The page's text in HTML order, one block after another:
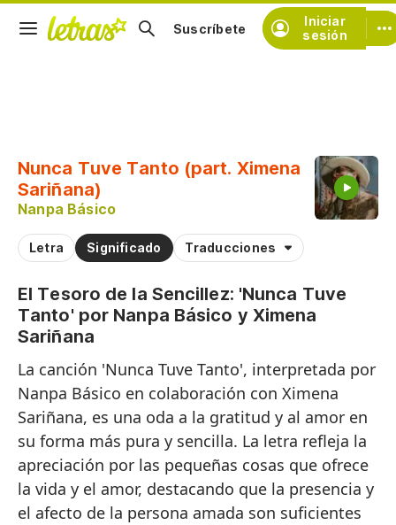
Iniciar
sesión
Suscríbete
Nunca Tuve Tanto (part. Ximena
Sariñana)
Nanpa Básico
Letra Significado Traducciones
El Tesoro de la Sencillez: 'Nunca Tuve
Tanto' por Nanpa Básico y Ximena
Sariñana
La canción 'Nunca Tuve Tanto', interpretada por
Nanpa Básico en colaboración con Ximena
Sariñana, es una oda a la gratitud y al amor en
su forma más pura y sencilla. La letra refleja la
apreciación por las pequeñas cosas que ofrece
la vida y el amor, destacando que la presencia y
el afecto de la persona amada son suficientes
Practicar la pronunciación de